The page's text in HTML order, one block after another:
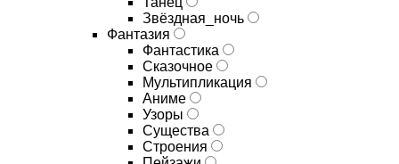
Звёздная_ночь
Фантазия
Фантастика
Сказочное
Мультипликация
Аниме
Узоры
Существа
Строения